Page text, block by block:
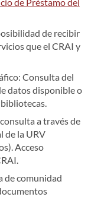
de recibir
que el CRAI y
Consulta del
datos disponible o
a través de
de la URV
Acceso
de comunidad